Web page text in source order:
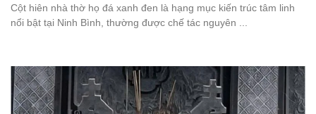
Cột hiên nhà thờ họ đá xanh đen là hạng mục kiến trúc tâm linh
nổi bật tại Ninh Bình, thường được chế tác nguyên ...